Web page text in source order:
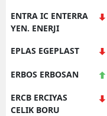
ENTRA IC ENTERRA
YEN. ENERJI
EPLAS EGEPLAST
ERBOS ERBOSAN
ERCB ERCIYAS
CELIK BORU